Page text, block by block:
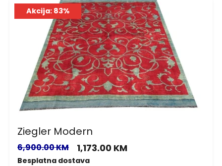
Akcija: 83%
Ziegler Modern
6,900.00 KM 1,173.00 KM
Besplatna dostava